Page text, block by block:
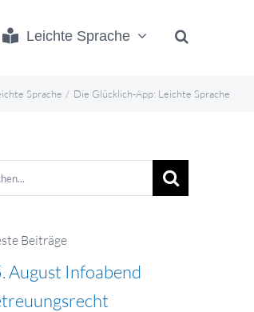
Leichte Sprache
Sprache Die Glücklich-App: Leichte Sprache
Beiträge
August Infoabend